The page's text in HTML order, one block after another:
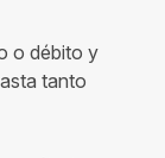
o débito y
tanto